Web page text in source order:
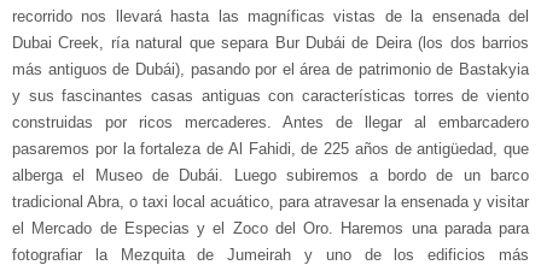
recorrido nos llevará hasta las magníficas vistas de la ensenada del
Dubai Creek, ría natural que separa Bur Dubái de Deira (los dos barrios
más antiguos de Dubái), pasando por el área de patrimonio de Bastakyia
y sus fascinantes casas antiguas con características torres de viento
construidas por ricos mercaderes. Antes de llegar al embarcadero
pasaremos por la fortaleza de Al Fahidi, de 225 años de antigüedad, que
alberga el Museo de Dubái. Luego subiremos a bordo de un barco
tradicional Abra, o taxi local acuático, para atravesar la ensenada y visitar
el Mercado de Especias y el Zoco del Oro. Haremos una parada para
fotografiar la Mezquita de Jumeirah y uno de los edificios más